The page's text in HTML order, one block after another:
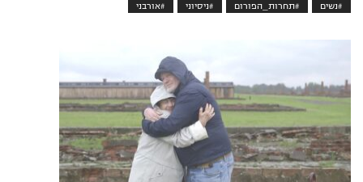
#נשים #תחרות_הפורום #ניסיוני #אורבני